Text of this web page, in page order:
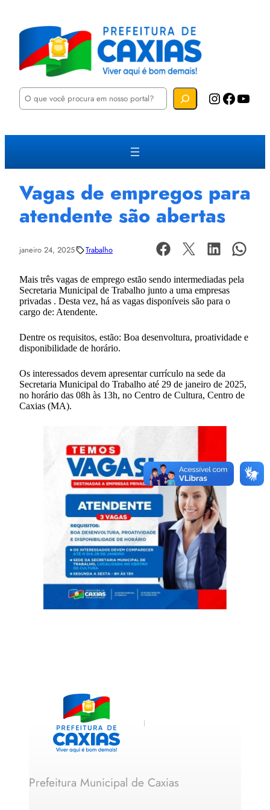
P
u
a
Instagram Facebook YouTube
Vagas de empregos para
atendente são abertas
janeiro 24, 2025 Trabalho
Mais três vagas de emprego estão sendo intermediadas pela
Secretaria Municipal de Trabalho junto a uma empresas
privadas . Desta vez, há as vagas disponíveis são para o
cargo de: Atendente.
Dentre os requisitos, estão: Boa desenvoltura, proatividade e
disponibilidade de horário.
Os interessados devem apresentar currículo na sede da
Secretaria Municipal do Trabalho até 29 de janeiro de 2025,
no horário das 08h às 13h, no Centro de Cultura, Centro de
Caxias (MA).
Prefeitura Municipal de Caxias